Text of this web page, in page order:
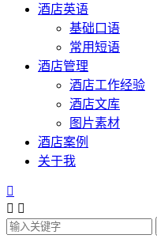
酒店英语
基础口语
常用短语
酒店管理
酒店工作经验
酒店文库
图片素材
酒店案例
关于我

 